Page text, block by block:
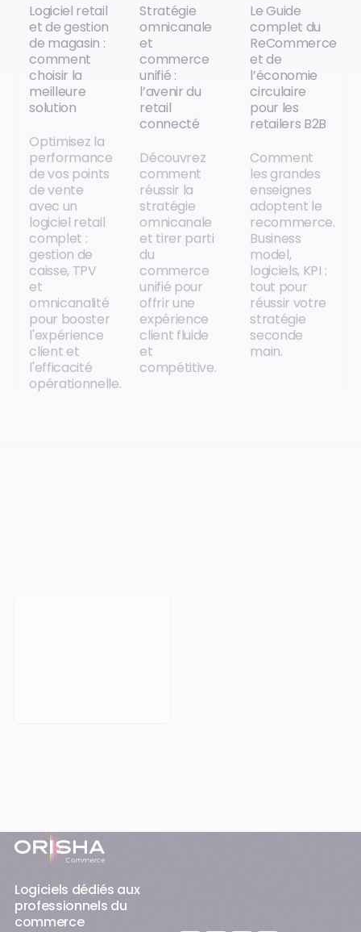
Logiciel retail
et de gestion
de magasin :
comment
choisir la
meilleure
solution
Optimisez la
performance
de vos points
de vente
avec un
logiciel retail
complet :
gestion de
caisse, TPV
et
omnicanalité
pour booster
l'expérience
client et
l'efficacité
opérationnelle.
Stratégie
omnicanale
et
commerce
unifié :
l’avenir du
retail
connecté
Découvrez
comment
réussir la
stratégie
omnicanale
et tirer parti
du
commerce
unifié pour
offrir une
expérience
client fluide
et
compétitive.
Le Guide
complet du
ReCommerce
et de
l’économie
circulaire
pour les
retailers B2B
Comment
les grandes
enseignes
adoptent le
recommerce.
Business
model,
logiciels, KPI :
tout pour
réussir votre
stratégie
seconde
main.
Pied-de-page
Logiciels dédiés aux
professionnels du
commerce